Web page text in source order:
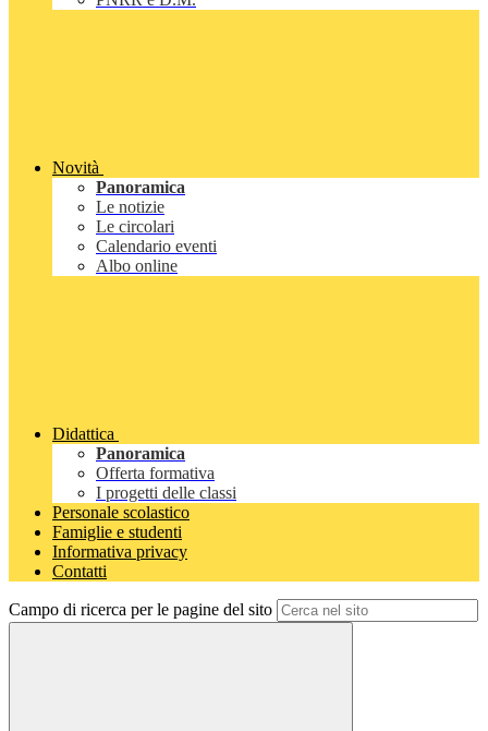
Novità
Panoramica
Le notizie
Le circolari
Calendario eventi
Albo online
Didattica
Panoramica
Offerta formativa
I progetti delle classi
Personale scolastico
Famiglie e studenti
Informativa privacy
Contatti
Campo di ricerca per le pagine del sito